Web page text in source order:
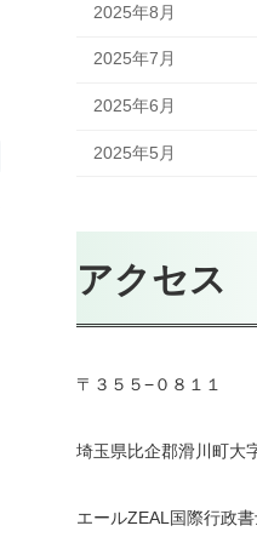
2025年8月
2025年7月
2025年6月
2025年5月
アクセス
〒３５５−０８１１
埼玉県比企郡滑川町大
エールZEAL国際行政